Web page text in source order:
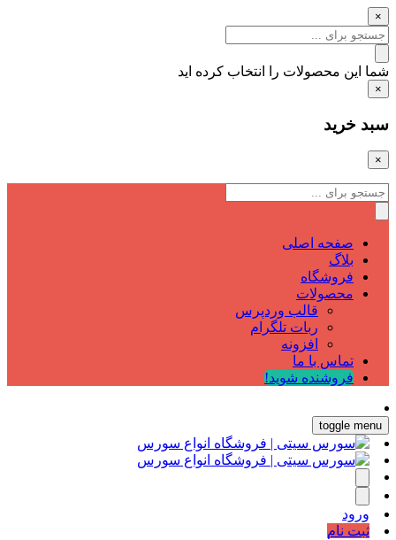
×
شما این محصولات را انتخاب کرده اید
×
سبد خرید
×
صفحه اصلی
بلاگ
فروشگاه
محصولات
قالب وردپرس
ربات تلگرام
افزونه
تماس با ما
فروشنده شوید!
toggle menu
ورود
ثبت نام